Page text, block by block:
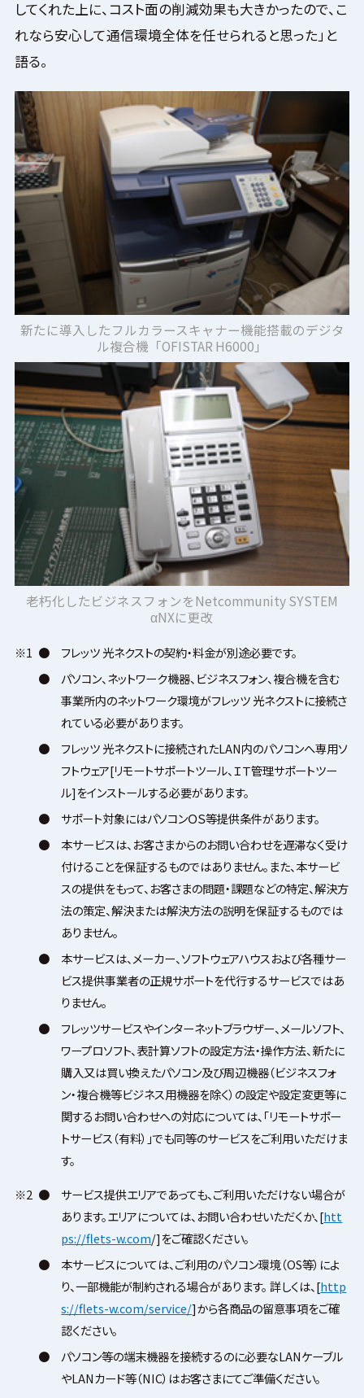
してくれた上に、コスト面の削減効果も大きかったので、こ
れなら安心して通信環境全体を任せられると思った」と
語る。
新たに導入したフルカラースキャナー機能搭載のデジタ
ル複合機「OFISTAR H6000」
老朽化したビジネスフォンをNetcommunity SYSTEM
αNXに更改
※1 ●
フレッツ 光ネクストの契約・料金が別途必要です。
●
パソコン、ネットワーク機器、ビジネスフォン、複合機を含む
事業所内のネットワーク環境がフレッツ 光ネクストに接続さ
れている必要があります。
●
フレッツ 光ネクストに接続されたLAN内のパソコンへ専用ソ
フトウェア[リモートサポートツール、ＩＴ管理サポートツー
ル]をインストールする必要があります。
●
サポート対象にはパソコンＯＳ等提供条件があります。
●
本サービスは、お客さまからのお問い合わせを遅滞なく受け
付けることを保証するものではありません。また、本サービ
スの提供をもって、お客さまの問題・課題などの特定、解決方
法の策定、解決または解決方法の説明を保証するものでは
ありません。
●
本サービスは、メーカー、ソフトウェアハウスおよび各種サー
ビス提供事業者の正規サポートを代行するサービスではあ
りません。
●
フレッツサービスやインターネットブラウザー、メールソフト、
ワープロソフト、表計算ソフトの設定方法・操作方法、新たに
購入又は買い換えたパソコン及び周辺機器（ビジネスフォ
ン・複合機等ビジネス用機器を除く）の設定や設定変更等に
関するお問い合わせへの対応については、「リモートサポー
トサービス（有料）」でも同等のサービスをご利用いただけま
す。
※2 ●
サービス提供エリアであっても、ご利用いただけない場合が
あります。エリアについては、お問い合わせいただくか、[htt
ps://flets-w.com/]をご確認ください。
●
本サービスについては、ご利用のパソコン環境（OS等）によ
り、一部機能が制約される場合があります。 詳しくは、[http
s://flets-w.com/service/]から各商品の留意事項をご確
認ください。
●
パソコン等の端末機器を接続するのに必要なLANケーブル
やLANカード等（NIC）はお客さまにてご準備ください。